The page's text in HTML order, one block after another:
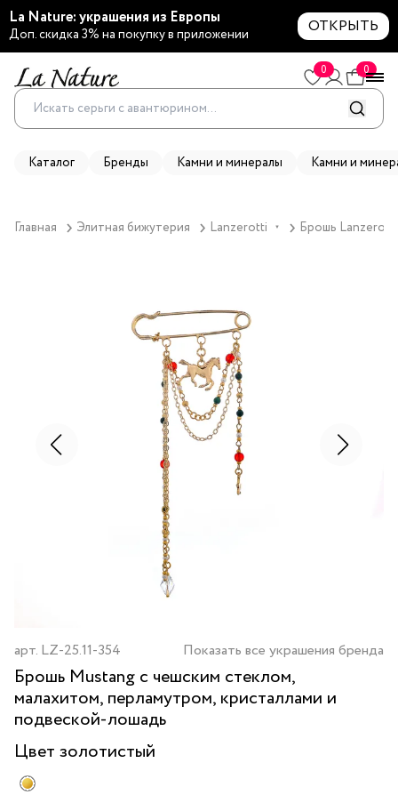
La Nature: украшения из Европы
Доп. скидка 3% на покупку в приложении ОТКРЫТЬ
0 0
Каталог Бренды Камни и минералы Камни и
Главная Элитная бижутерия Lanzerotti ▼ Брошь
арт. LZ-25.11-354 Показать все украшения бренда
Брошь Mustang с чешским стеклом,
малахитом, перламутром, кристаллами и
подвеской-лошадь
Цвет золотистый